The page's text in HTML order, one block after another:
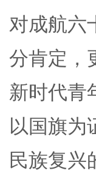
对成航六
分肯定，
新时代青
以国旗为
民族复兴